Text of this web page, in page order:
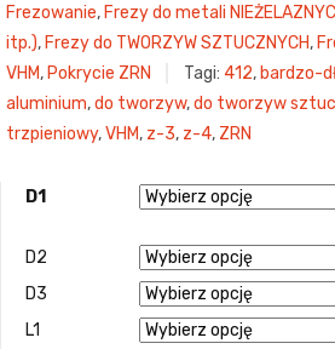
Frezowanie, Frezy do metali
itp.), Frezy do TWORZYW SZTUCZNYCH,
VHM, Pokrycie ZRN Tagi: 412, bardzo-
aluminium,do tworzyw,do tworzyw
trzpieniowy,VHM, z-3, z-4, ZRN
D1
D2
D3
L1